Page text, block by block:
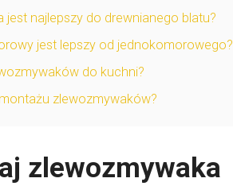
jest najlepszy do drewnianego blatu?
jest lepszy od jednokomorowego?
do kuchni?
zlewozmywaków?
zlewozmywaka